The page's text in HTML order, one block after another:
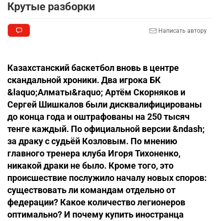
Крутые разборки
Написать автору
Казахстанский баскетбол вновь в центре
скандальной хроники. Два игрока БК
&laquo;Алматы&raquo; Артём Скорняков и
Сергей Шишкалов были дисквалифицированы
до конца года и оштрафованы на 250 тысяч
тенге каждый. По официальной версии &ndash;
за драку с судьёй Козловым. По мнению
главного тренера клуба Игоря Тихоненко,
никакой драки не было. Кроме того, это
происшествие послужило началу новых споров:
существовать ли командам отдельно от
федерации? Какое количество легионеров
оптимально? И почему купить иностранца